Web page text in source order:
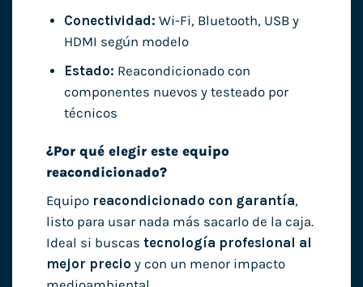
Conectividad: Wi-Fi, Bluetooth, USB y
HDMI según modelo
Estado: Reacondicionado con
componentes nuevos y testeado por
técnicos
¿Por qué elegir este equipo
reacondicionado?
Equipo reacondicionado con garantía,
listo para usar nada más sacarlo de la caja.
Ideal si buscas tecnología profesional al
mejor precio y con un menor impacto